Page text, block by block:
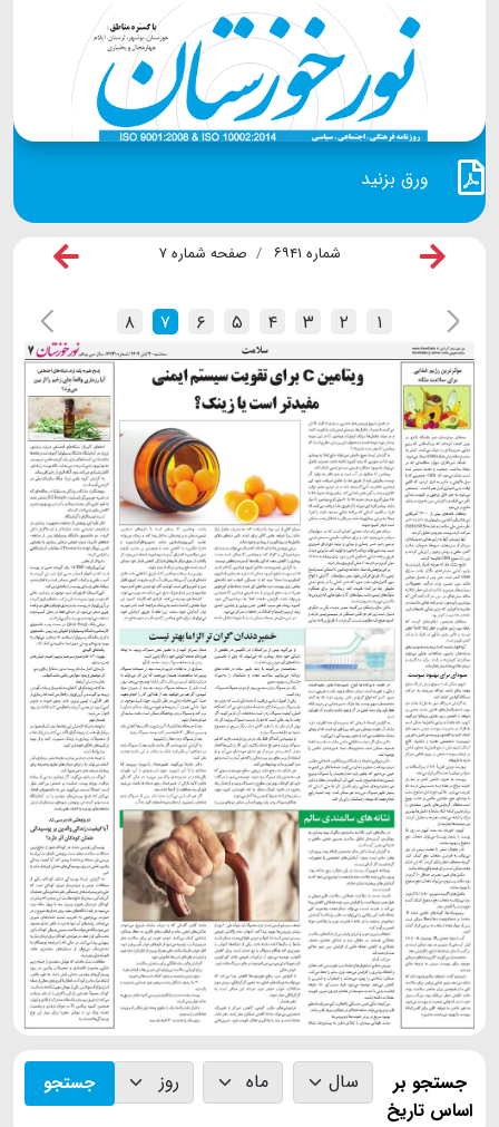
ورق بزنید
شماره ۶۹۴۱ صفحه شماره ۷
۱ ۲ ۳ ۴ ۵ ۶ ۷ ۸
جستجو بر
اساس تاریخ
جستجو